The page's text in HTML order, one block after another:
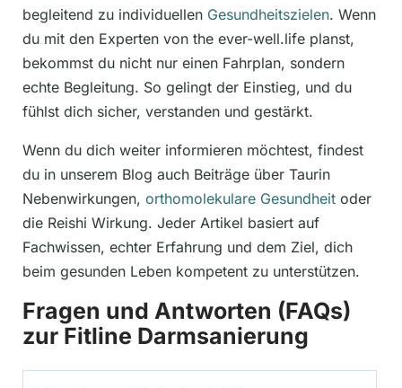
begleitend zu individuellen Gesundheitszielen. Wenn
du mit den Experten von the ever-well.life planst,
bekommst du nicht nur einen Fahrplan, sondern
echte Begleitung. So gelingt der Einstieg, und du
fühlst dich sicher, verstanden und gestärkt.
Wenn du dich weiter informieren möchtest, findest
du in unserem Blog auch Beiträge über Taurin
Nebenwirkungen, orthomolekulare Gesundheit oder
die Reishi Wirkung. Jeder Artikel basiert auf
Fachwissen, echter Erfahrung und dem Ziel, dich
beim gesunden Leben kompetent zu unterstützen.
Fragen und Antworten (FAQs)
zur Fitline Darmsanierung